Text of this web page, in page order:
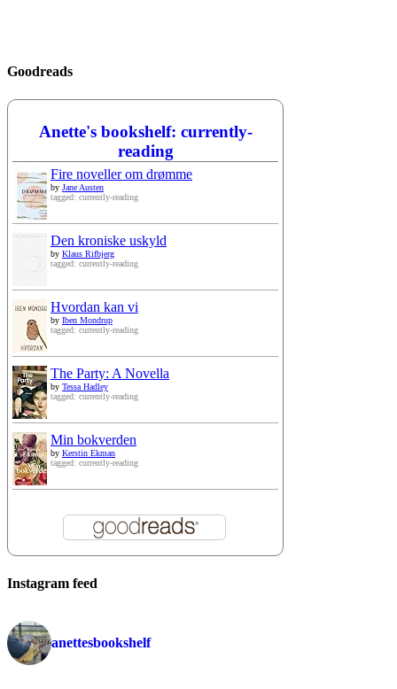
Goodreads
Anette's bookshelf: currently-
reading
Fire noveller om drømme
by Jane Austen
tagged: currently-reading
Den kroniske uskyld
by Klaus Rifbjerg
tagged: currently-reading
Hvordan kan vi
by Iben Mondrup
tagged: currently-reading
The Party: A Novella
by Tessa Hadley
tagged: currently-reading
Min bokverden
by Kerstin Ekman
tagged: currently-reading
Instagram feed
anettesbookshelf